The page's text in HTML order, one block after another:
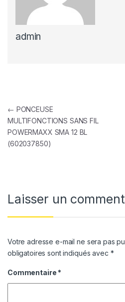
admin
Navigation de l’article
← PONCEUSE
MULTIFONCTIONS SANS FIL
POWERMAXX SMA 12 BL
(602037850)
Laisser un
Votre adresse e-mail ne sera pas
obligatoires sont indiqués avec *
Commentaire *